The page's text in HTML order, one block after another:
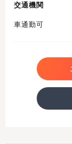
交通機関
車通勤可